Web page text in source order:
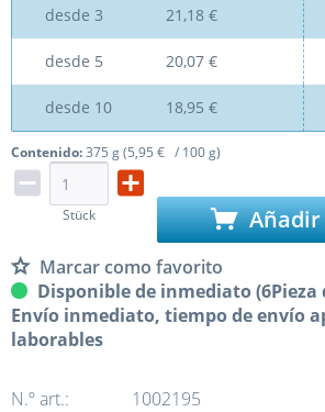
desde 3 21,18 €
desde 5 20,07 €
desde 10 18,95 €
Contenido:375 g (5,95 € / 100 g)
Stück Añadir
Marcar como favorito
Disponible de inmediato (6Pieza
Envío inmediato, tiempo de envío
laborables
N.º art.:
1002195